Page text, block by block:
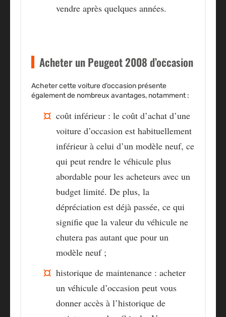
vendre après quelques années.
Acheter un Peugeot 2008 d’occasion
Acheter cette voiture d’occasion présente
également de nombreux avantages, notamment :
coût inférieur : le coût d’achat d’une
voiture d’occasion est habituellement
inférieur à celui d’un modèle neuf, ce
qui peut rendre le véhicule plus
abordable pour les acheteurs avec un
budget limité. De plus, la
dépréciation est déjà passée, ce qui
signifie que la valeur du véhicule ne
chutera pas autant que pour un
modèle neuf ;
historique de maintenance : acheter
un véhicule d’occasion peut vous
donner accès à l’historique de